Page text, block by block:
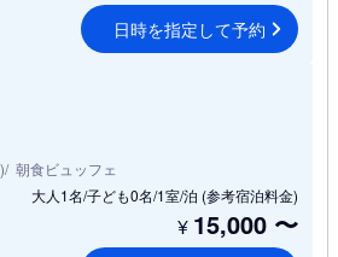
日時を指定して予約
朝食ビュッフェ
大人1名/子ども0名/1室/泊 (参考宿泊料金)
¥ 15,000 〜